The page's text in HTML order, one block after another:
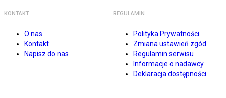
KONTAKT
O nas
Kontakt
Napisz do nas
REGULAMIN
Polityka Prywatności
Zmiana ustawień zgód
Regulamin serwisu
Informacje o nadawcy
Deklaracja dostępności